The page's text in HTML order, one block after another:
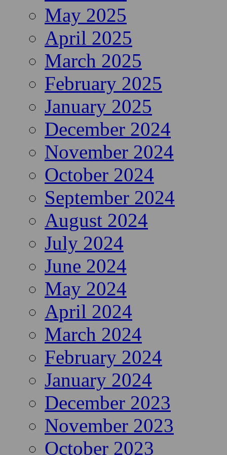
May 2025
April 2025
March 2025
February 2025
January 2025
December 2024
November 2024
October 2024
September 2024
August 2024
July 2024
June 2024
May 2024
April 2024
March 2024
February 2024
January 2024
December 2023
November 2023
October 2023